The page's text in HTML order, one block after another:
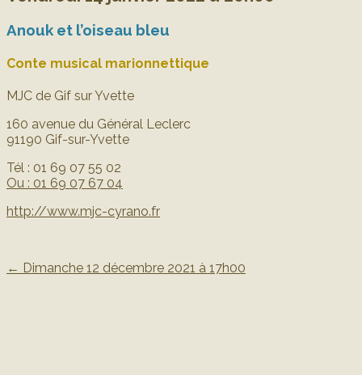
Anouk et l’oiseau bleu
Conte musical marionnettique
MJC de Gif sur Yvette
160 avenue du Général Leclerc
91190 Gif-sur-Yvette
Tél : 01 69 07 55 02
Ou : 01 69 07 67 04
http://www.mjc-cyrano.fr
← Dimanche 12 décembre 2021 à 17h00